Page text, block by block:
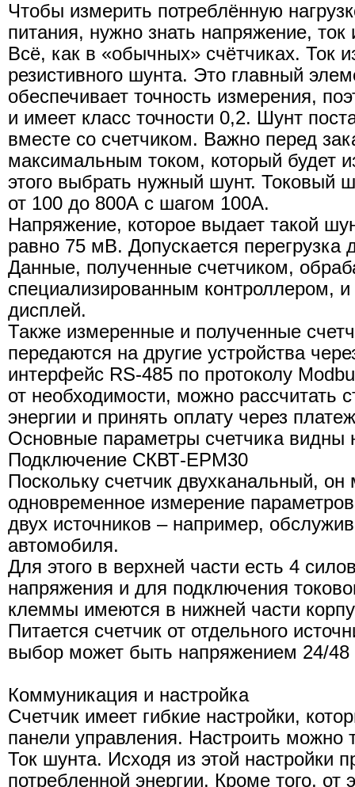
Чтобы измерить потреблённую
питания, нужно знать напряжение,
Всё, как в «обычных» счётчиках. Ток
резистивного шунта. Это главный
обеспечивает точность измерения,
и имеет класс точности 0,2. Шунт
вместе со счетчиком. Важно перед
максимальным током, который будет
этого выбрать нужный шунт. Токовый
от 100 до 800А с шагом 100А.
Напряжение, которое выдает такой
равно 75 мВ. Допускается перегрузка
Данные, полученные счетчиком,
специализированным контроллером,
дисплей.
Также измеренные и полученные
передаются на другие устройства
интерфейс RS-485 по протоколу
от необходимости, можно рассчитать
энергии и принять оплату через
Основные параметры счетчика видны
Подключение СКВТ-EPM30
Поскольку счетчик двухканальный, он
одновременное измерение
двух источников – например,
автомобиля.
Для этого в верхней части есть 4
напряжения и для подключения
клеммы имеются в нижней части
Питается счетчик от отдельного
выбор может быть напряжением 24/48
Коммуникация и настройка
Счетчик имеет гибкие настройки,
панели управления. Настроить можно
Ток шунта. Исходя из этой настройки
потребленной энергии. Кроме того, от